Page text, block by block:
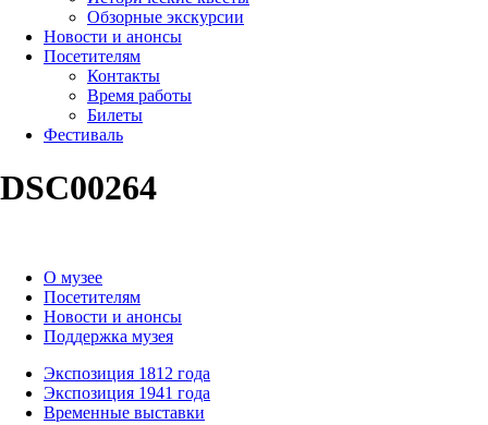
Обзорные экскурсии
Новости и анонсы
Посетителям
Контакты
Время работы
Билеты
Фестиваль
DSC00264
О музее
Посетителям
Новости и анонсы
Поддержка музея
Экспозиция 1812 года
Экспозиция 1941 года
Временные выставки